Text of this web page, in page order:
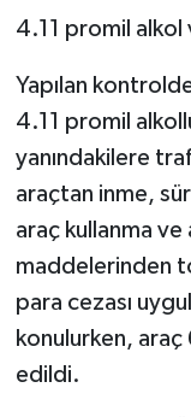
4.11 promil alkol
Yapılan
4.11 promil
yanındakilere
araçtan inme,
araç kullanma ve
maddelerinden
para cezası
konulurken,
edildi.
SPOR
TEKNOLOJİ
Turizm
ÜLKE
YAŞAM